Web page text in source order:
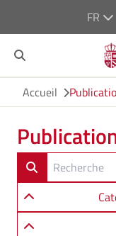
FR
Accueil